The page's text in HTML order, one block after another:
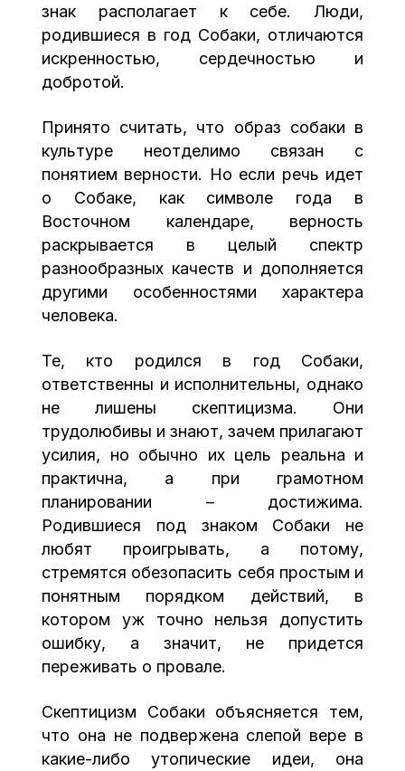
знак располагает к себе. Люди,
родившиеся в год Собаки, отличаются
искренностью, сердечностью и
добротой.
Принято считать, что образ собаки в
культуре неотделимо связан с
понятием верности. Но если речь идет
о Собаке, как символе года в
Восточном календаре, верность
раскрывается в целый спектр
разнообразных качеств и дополняется
другими особенностями характера
человека.
Те, кто родился в год Собаки,
ответственны и исполнительны, однако
не лишены скептицизма. Они
трудолюбивы и знают, зачем прилагают
усилия, но обычно их цель реальна и
практична, а при грамотном
планировании – достижима.
Родившиеся под знаком Собаки не
любят проигрывать, а потому,
стремятся обезопасить себя простым и
понятным порядком действий, в
котором уж точно нельзя допустить
ошибку, а значит, не придется
переживать о провале.
Скептицизм Собаки объясняется тем,
что она не подвержена слепой вере в
какие-либо утопические идеи, она